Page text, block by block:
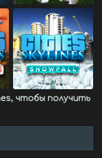
, чтобы получить